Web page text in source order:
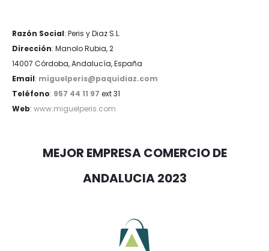
Razón Social: Peris y Diaz S.L.
Dirección: Manolo Rubia, 2
14007 Córdoba, Andalucía, España
Email: miguelperis@paquidiaz.com
Teléfono: 957 44 11 97 ext 31
Web: www.miguelperis.com
MEJOR EMPRESA COMERCIO DE
ANDALUCIA 2023